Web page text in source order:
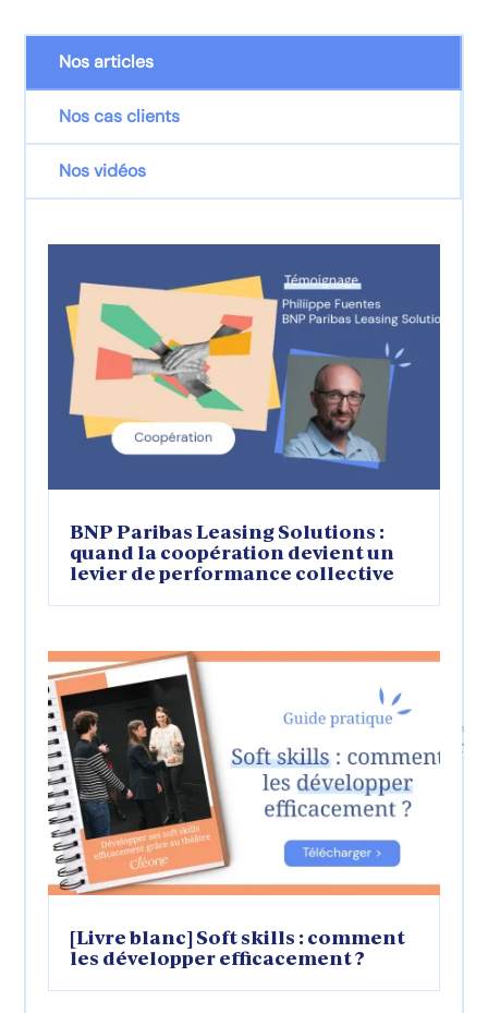
Nos articles
Nos cas clients
Nos vidéos
BNP Paribas Leasing Solutions :
quand la coopération devient un
levier de performance collective
[Livre blanc] Soft skills : comment
les développer efficacement ?